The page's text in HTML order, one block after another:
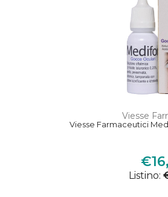
Viesse
Viesse Farmaceutici
Listino: